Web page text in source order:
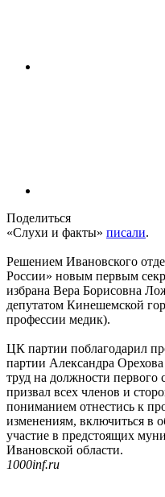
Поделиться
«Слухи и факты» писали.
Решением Ивановского
России» новым первым
избрана Вера Борисовна
депутатом Кинешемской
профессии медик).
ЦК партии поблагодарил
партии Александра
труд на должности первого
призвал всех членов и
пониманием отнестись к
изменениям, включиться в
участие в предстоящих
Ивановской области.
1000inf.ru